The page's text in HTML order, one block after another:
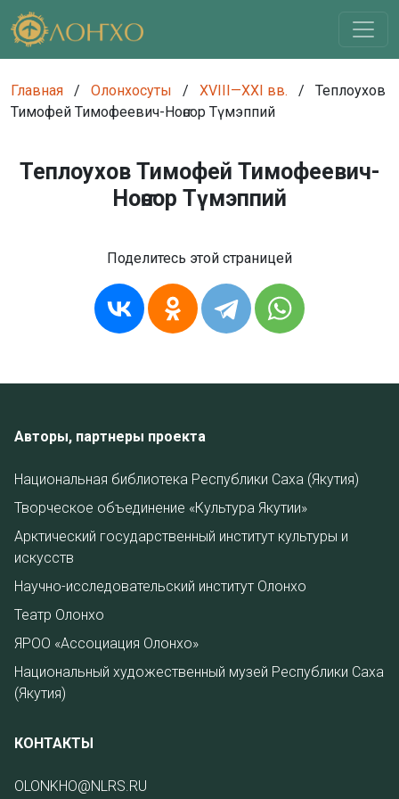
Главная / Олонхосуты / XVIII—XXI вв. /
Теплоухов
Тимофей Тимофеевич-Ноҥсор Түмэппий
Теплоухов Тимофей Тимофеевич-
Ноҥсор Түмэппий
Поделитесь этой страницей
Авторы, партнеры проекта
Национальная библиотека Республики Саха (Якутия)
Творческое объединение «Культура Якутии»
Арктический государственный институт культуры и
искусств
Научно-исследовательский институт Олонхо
Театр Олонхо
ЯРОО «Ассоциация Олонхо»
Национальный художественный музей Республики Саха
(Якутия)
КОНТАКТЫ
OLONKHO@NLRS.RU